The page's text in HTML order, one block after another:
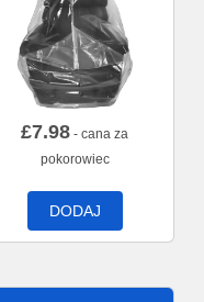
£7.98 - cana za
pokorowiec
DODAJ